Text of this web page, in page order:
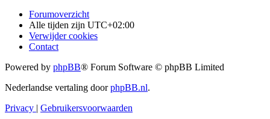
Forumoverzicht
Alle tijden zijn UTC+02:00
Verwijder cookies
Contact
Powered by phpBB® Forum Software © phpBB Limited
Nederlandse vertaling doorphpBB.nl.
Privacy | Gebruikersvoorwaarden